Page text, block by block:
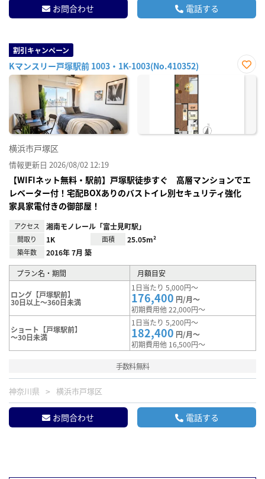
お問合わせ 電話する
割引キャンペーン
Kマンスリー戸塚駅前 1003・1K-1003(No.410352)
お気
横浜市戸塚区
情報更新日 2026/08/02 12:19
【WIFIネット無料・駅前】戸塚駅徒歩すぐ 高層マンションでエ
レベーター付！宅配BOXありのバストイレ別セキュリティ強化
家具家電付きの御部屋！
アクセス 湘南モノレール「富士見町駅」
間取り 1K 面積 25.05m²
築年数 2016年 7月 築
プラン名・期間 月額目安
ロング【戸塚駅前】
30日以上～360日未満
1日当たり 5,000円～
176,400 円/月～
初期費用他 22,000円～
ショート【戸塚駅前】
～30日未満
1日当たり 5,200円～
182,400 円/月～
初期費用他 16,500円～
手数料無料
神奈川県 横浜市戸塚区
お問合わせ 電話する